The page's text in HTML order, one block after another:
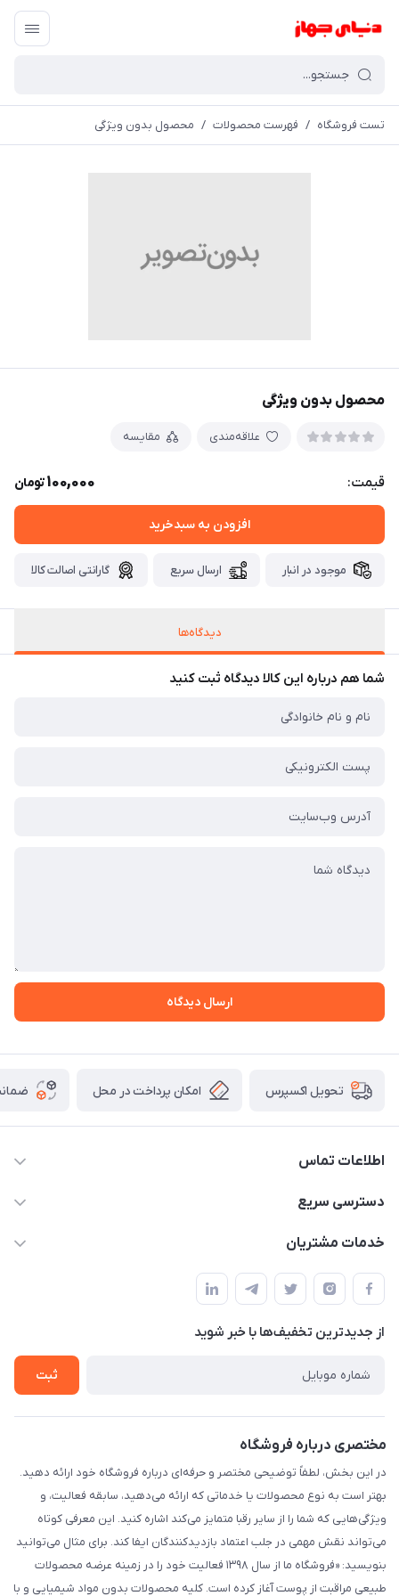
تست فروشگاه / فهرست محصولات / محصول بدون ویژگی
محصول بدون ویژگی
علاقه‌مندی مقایسه
قیمت: 100,000تومان
افزودن به سبدخرید
موجود در انبار ارسال سریع گارانتی اصالت کالا
دیدگاه‌ها
شما هم درباره این کالا دیدگاه ثبت کنید
ارسال دیدگاه
تحویل اکسپرس امکان پرداخت در محل
اطلاعات تماس
۰۲۱۰۰۰۰۰۰۰۰
دسترسی سریع
حساب کاربری
لیست محصولات
درباره ما
خدمات مشتریان
قوانین و مقررات
حریم خصوصی
راهنما
از جدید‌ترین تخفیف‌ها با‌ خبر شوید
ثبت
مختصری درباره فروشگاه
در این بخش، لطفاً توضیحی مختصر و حرفه‌ای درباره فروشگاه خود ارائه دهید.
بهتر است به نوع محصولات یا خدماتی که ارائه می‌دهید، سابقه فعالیت، و
ویژگی‌هایی که شما را از سایر رقبا متمایز می‌کند اشاره کنید. این معرفی کوتاه
می‌تواند نقش مهمی در جلب اعتماد بازدیدکنندگان ایفا کند. برای مثال می‌توانید
بنویسید: «فروشگاه ما از سال ۱۳۹۸ فعالیت خود را در زمینه عرضه محصولات
طبیعی مراقبت از پوست آغاز کرده است. کلیه محصولات بدون مواد شیمیایی و با